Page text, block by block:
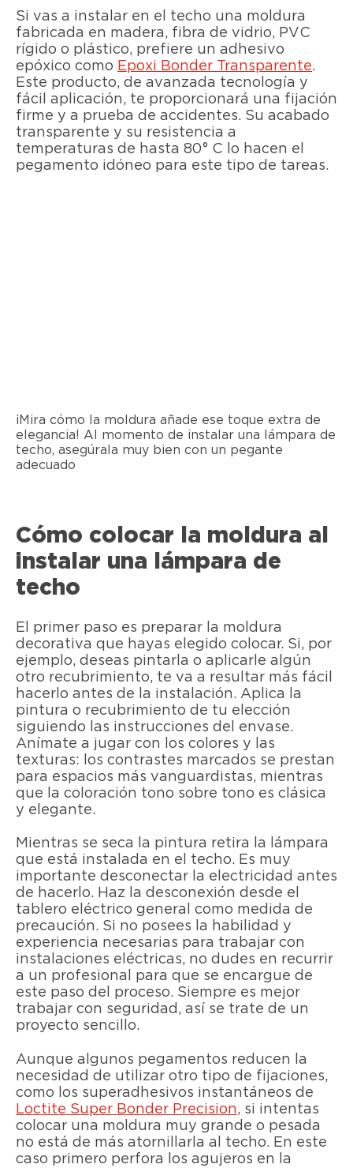
Si vas a instalar en el techo una moldura
fabricada en madera, fibra de vidrio, PVC
rígido o plástico, prefiere un adhesivo
epóxico como Epoxi Bonder Transparente.
Este producto, de avanzada tecnología y
fácil aplicación, te proporcionará una fijación
firme y a prueba de accidentes. Su acabado
transparente y su resistencia a
temperaturas de hasta 80° C lo hacen el
pegamento idóneo para este tipo de tareas.
¡Mira cómo la moldura añade ese toque extra de
elegancia! Al momento de instalar una lámpara de
techo, asegúrala muy bien con un pegante
adecuado
Cómo colocar la moldura al
instalar una lámpara de
techo
El primer paso es preparar la moldura
decorativa que hayas elegido colocar. Si, por
ejemplo, deseas pintarla o aplicarle algún
otro recubrimiento, te va a resultar más fácil
hacerlo antes de la instalación. Aplica la
pintura o recubrimiento de tu elección
siguiendo las instrucciones del envase.
Anímate a jugar con los colores y las
texturas: los contrastes marcados se prestan
para espacios más vanguardistas, mientras
que la coloración tono sobre tono es clásica
y elegante.
Mientras se seca la pintura retira la lámpara
que está instalada en el techo. Es muy
importante desconectar la electricidad antes
de hacerlo. Haz la desconexión desde el
tablero eléctrico general como medida de
precaución. Si no posees la habilidad y
experiencia necesarias para trabajar con
instalaciones eléctricas, no dudes en recurrir
a un profesional para que se encargue de
este paso del proceso. Siempre es mejor
trabajar con seguridad, así se trate de un
proyecto sencillo.
Aunque algunos pegamentos reducen la
necesidad de utilizar otro tipo de fijaciones,
como los superadhesivos instantáneos de
Loctite Super Bonder Precision, si intentas
colocar una moldura muy grande o pesada
no está de más atornillarla al techo. En este
caso primero perfora los agujeros en la